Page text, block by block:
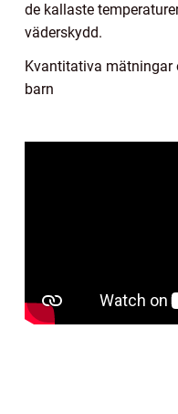
de kallaste
väderskydd.
Kvantitativa
barn